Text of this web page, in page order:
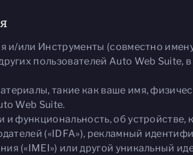
и/или Инструменты (совместно
пользователей Auto Web Suite, в
такие как ваше имя,
Web Suite.
функциональность, об устройстве,
(«IDFA»), рекламный
(«IMEI») или другой уникальный